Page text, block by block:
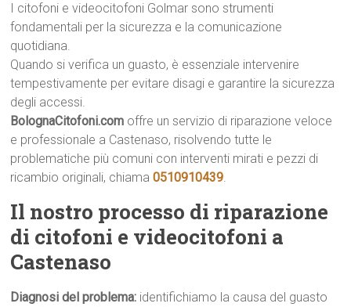
I citofoni e videocitofoni Golmar sono strumenti
fondamentali per la sicurezza e la comunicazione
quotidiana.
Quando si verifica un guasto, è essenziale intervenire
tempestivamente per evitare disagi e garantire la sicurezza
degli accessi.
BolognaCitofoni.com offre un servizio di riparazione veloce
e professionale a Castenaso, risolvendo tutte le
problematiche più comuni con interventi mirati e pezzi di
ricambio originali, chiama0510910439.
Il nostro processo di riparazione
di citofoni e videocitofoni a
Castenaso
Diagnosi del problema: identifichiamo la causa del guasto